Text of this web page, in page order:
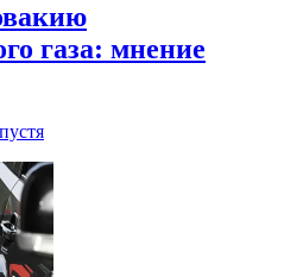
газа: мнение